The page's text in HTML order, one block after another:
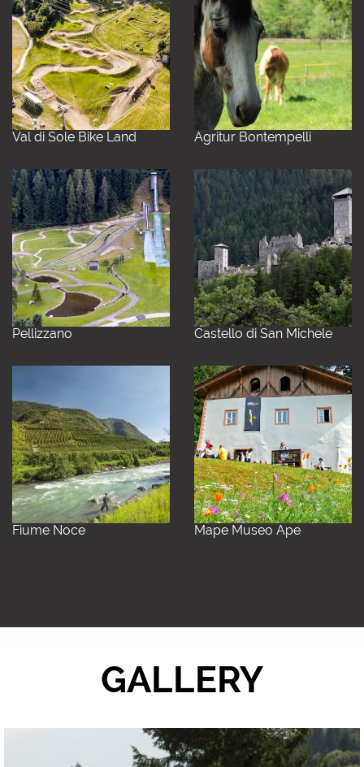
Val di Sole Bike Land Agritur Bontempelli
Pellizzano Castello di San Michele
Fiume Noce Mape Museo Ape
GALLERY